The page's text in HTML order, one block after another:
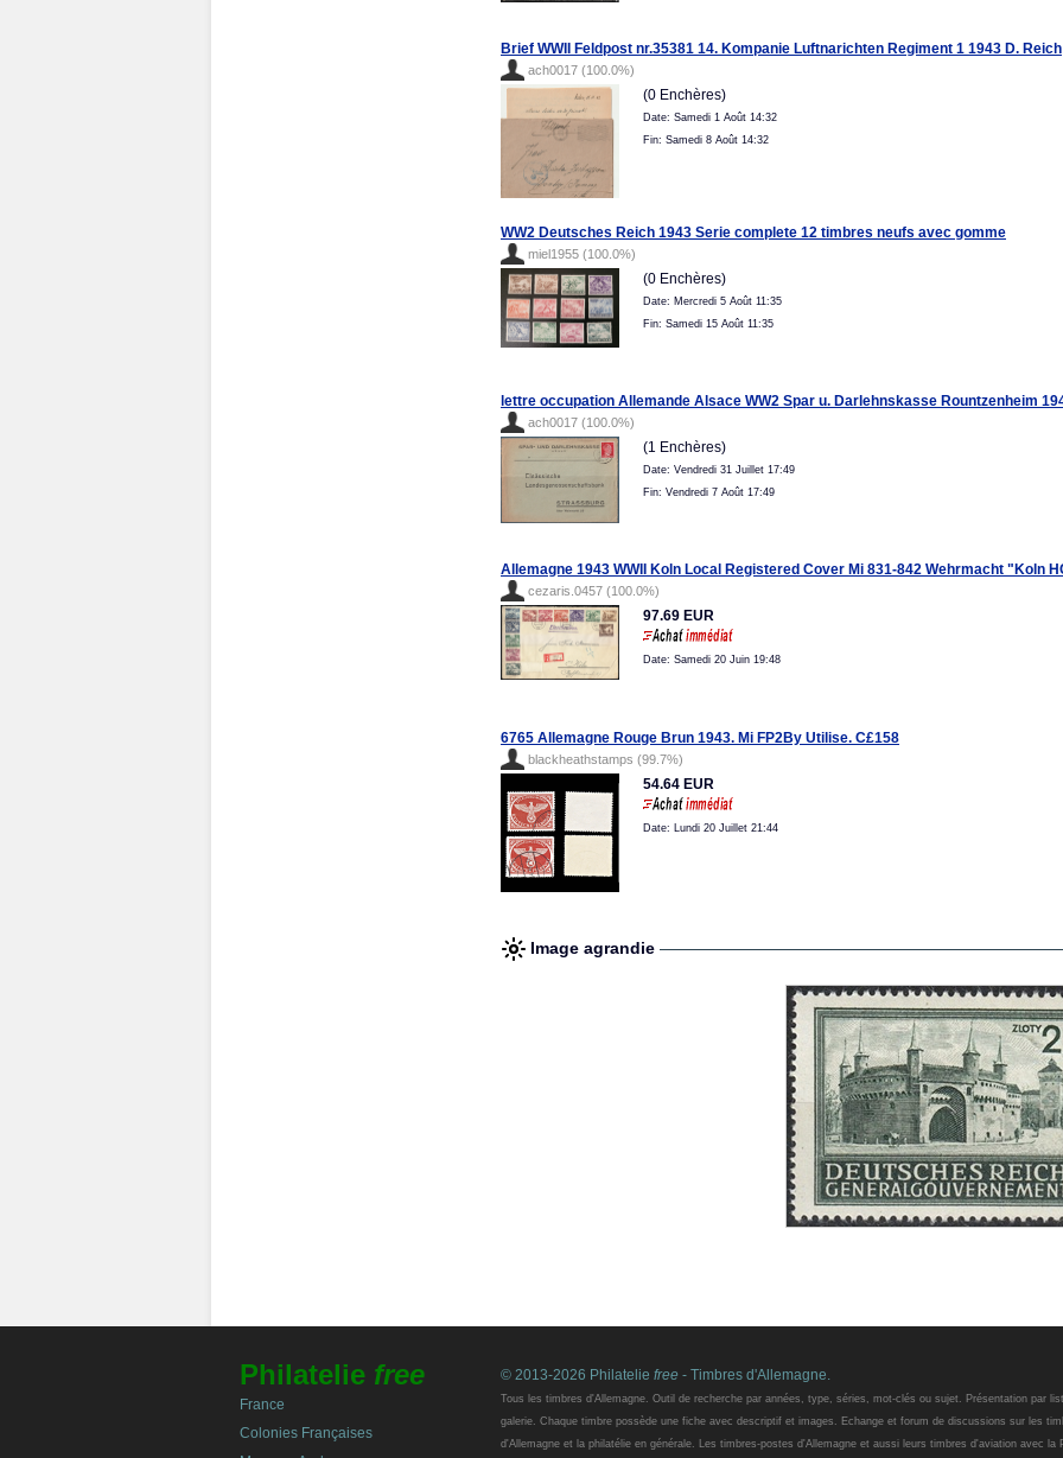
Brief WWII Feldpost nr.35381 14. Kompanie Luftnarichten Regiment 1 1943 D. Reich
ach0017 (100.0%)
(0 Enchères)
Date: Samedi 1 Août 14:32
Fin: Samedi 8 Août 14:32
WW2 Deutsches Reich 1943 Serie complete 12 timbres neufs avec gomme
miel1955 (100.0%)
(0 Enchères)
Date: Mercredi 5 Août 11:35
Fin: Samedi 15 Août 11:35
lettre occupation Allemande Alsace WW2 Spar u. Darlehnskasse Rountzenheim
ach0017 (100.0%)
(1 Enchères)
Date: Vendredi 31 Juillet 17:49
Fin: Vendredi 7 Août 17:49
Allemagne 1943 WWII Koln Local Registered Cover Mi 831-842 Wehrmacht "Koln
cezaris.0457 (100.0%)
97.69 EUR
Date: Samedi 20 Juin 19:48
6765 Allemagne Rouge Brun 1943. Mi FP2By Utilise. C£158
blackheathstamps (99.7%)
54.64 EUR
Date: Lundi 20 Juillet 21:44
Image agrandie
Philatelie free
France
Colonies Françaises
© 2013-2026 Philatelie free - Timbres d'Allemagne.
Tous les timbres d'Allemagne. Outil de recherche par années, type, séries, mot-clés ou sujet. Présentation par
galerie. Chaque timbre possède une fiche avec descriptif et images. Echange et forum de discussions sur les
d'Allemagne et la philatélie en générale. Les timbres-postes d'Allemagne et aussi leurs timbres d'aviation avec la